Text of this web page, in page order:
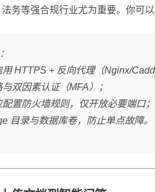
务等强合规行业尤为重要。你可
用 HTTPS + 反向代理（Nginx/
双因素认证（MFA）；
置防火墙规则，仅开放必要端口；
目录与数据库卷，防止单点故障。